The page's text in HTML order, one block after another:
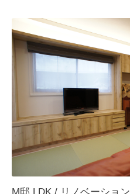
M邸 LDK / リノベーション